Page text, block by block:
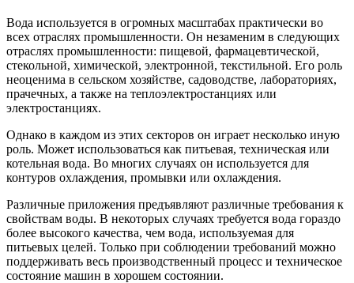
Вода используется в огромных масштабах практически во
всех отраслях промышленности. Он незаменим в следующих
отраслях промышленности: пищевой, фармацевтической,
стекольной, химической, электронной, текстильной. Его роль
неоценима в сельском хозяйстве, садоводстве, лабораториях,
прачечных, а также на теплоэлектростанциях или
электростанциях.
Однако в каждом из этих секторов он играет несколько иную
роль. Может использоваться как питьевая, техническая или
котельная вода. Во многих случаях он используется для
контуров охлаждения, промывки или охлаждения.
Различные приложения предъявляют различные требования к
свойствам воды. В некоторых случаях требуется вода гораздо
более высокого качества, чем вода, используемая для
питьевых целей. Только при соблюдении требований можно
поддерживать весь производственный процесс и техническое
состояние машин в хорошем состоянии.